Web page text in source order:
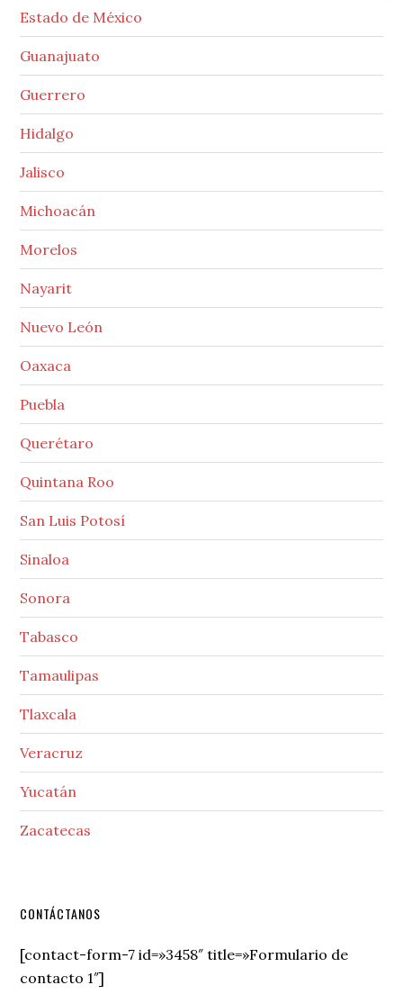
Estado de México
Guanajuato
Guerrero
Hidalgo
Jalisco
Michoacán
Morelos
Nayarit
Nuevo León
Oaxaca
Puebla
Querétaro
Quintana Roo
San Luis Potosí
Sinaloa
Sonora
Tabasco
Tamaulipas
Tlaxcala
Veracruz
Yucatán
Zacatecas
Secondary
Sidebar
CONTÁCTANOS
[contact-form-7 id=»3458″ title=»Formulario de
contacto 1″]